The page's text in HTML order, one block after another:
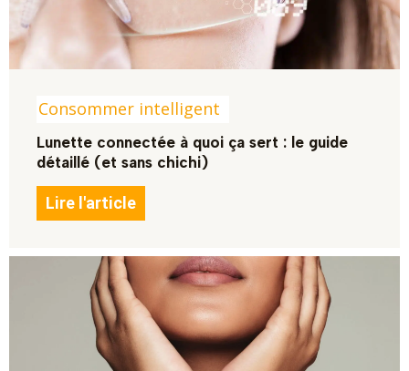
Consommer intelligent
Lunette connectée à quoi ça sert : le guide
détaillé (et sans chichi)
Lire l'article